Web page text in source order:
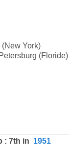
York)
(Floride)
: 7th in 1951